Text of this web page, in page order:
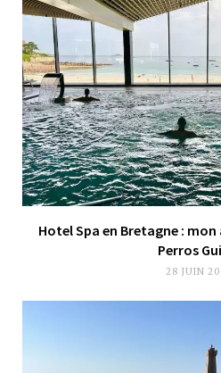
Hotel Spa en Bretagne : mon
Perros
28 JUIN